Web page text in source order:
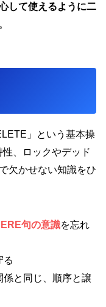
して使えるように二
」という基本操
、ロックやデッド
欠かせない知識をひ
句の意識を忘れ
る
係と同じ、順序と譲